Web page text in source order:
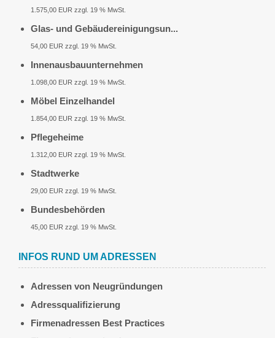
1.575,00 EUR zzgl. 19 % MwSt.
Glas- und Gebäudereinigungsun...
54,00 EUR zzgl. 19 % MwSt.
Innenausbauunternehmen
1.098,00 EUR zzgl. 19 % MwSt.
Möbel Einzelhandel
1.854,00 EUR zzgl. 19 % MwSt.
Pflegeheime
1.312,00 EUR zzgl. 19 % MwSt.
Stadtwerke
29,00 EUR zzgl. 19 % MwSt.
Bundesbehörden
45,00 EUR zzgl. 19 % MwSt.
INFOS RUND UM ADRESSEN
Adressen von Neugründungen
Adressqualifizierung
Firmenadressen Best Practices